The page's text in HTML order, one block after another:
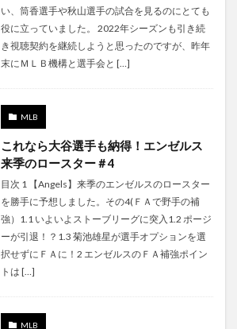
い、筒香選手や秋山選手の試合を見るのにとても
役に立っていました。 2022年シーズンも引き続
き視聴契約を継続しようと思ったのですが、昨年
末にＭＬＢ機構と選手会と […]
MLB
これなら大谷選手も納得！エンゼルス
来季のロースター＃4
目次 1 【Angels】来季のエンゼルスのロースター
を勝手に予想しました。その4(ＦＡで野手の補
強）1.1 いよいよストーブリーグに突入1.2 ポージ
ーが引退！？1.3 菊池雄星が選手オプションを選
択せずにＦＡに！2 エンゼルスのＦＡ補強ポイン
トは […]
MLB